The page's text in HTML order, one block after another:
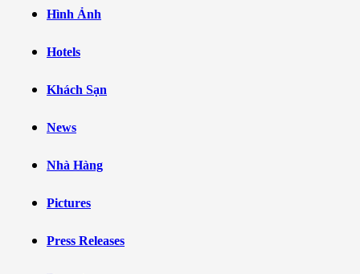
Hình Ảnh
Hotels
Khách Sạn
News
Nhà Hàng
Pictures
Press Releases